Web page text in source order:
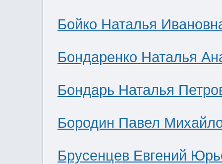
Бойко Наталья
Бондаренко Наталья
Бондарь Наталья
Бородин Павел
Брусенцев Евгений